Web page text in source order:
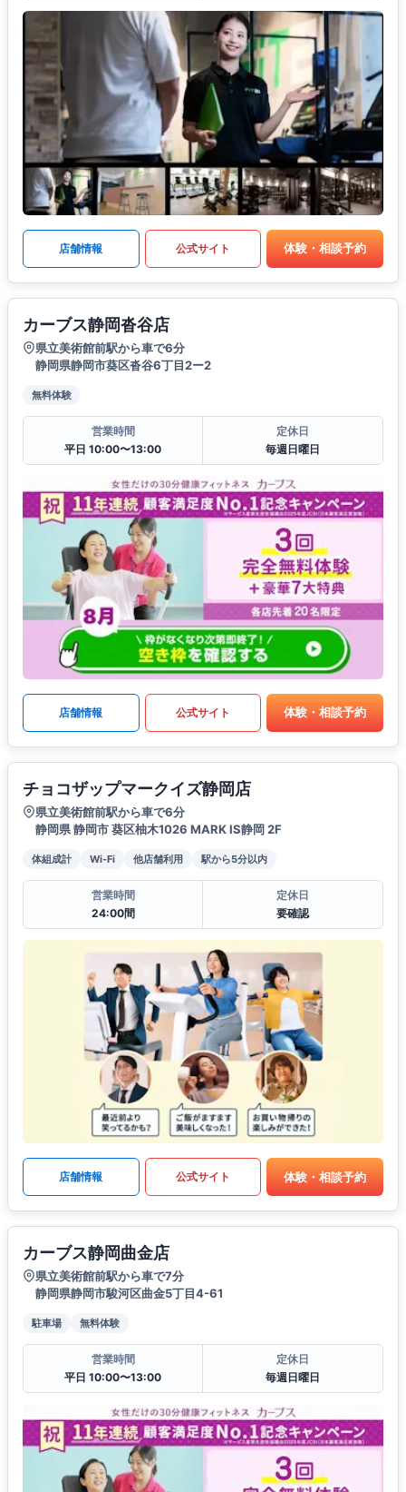
店舗情報 公式サイト 体験・相談予約
カーブス静岡沓谷店
県立美術館前駅から車で6分
静岡県静岡市葵区沓谷6丁目2ー2
無料体験
営業時間
平日 10:00〜13:00
定休日
毎週日曜日
店舗情報 公式サイト 体験・相談予約
チョコザップマークイズ静岡店
県立美術館前駅から車で6分
静岡県 静岡市 葵区柚木1026 MARK IS静岡 2F
体組成計 Wi-Fi 他店舗利用 駅から5分以内
営業時間
24:00間
定休日
要確認
店舗情報 公式サイト 体験・相談予約
カーブス静岡曲金店
県立美術館前駅から車で7分
静岡県静岡市駿河区曲金5丁目4-61
駐車場 無料体験
営業時間
平日 10:00〜13:00
定休日
毎週日曜日